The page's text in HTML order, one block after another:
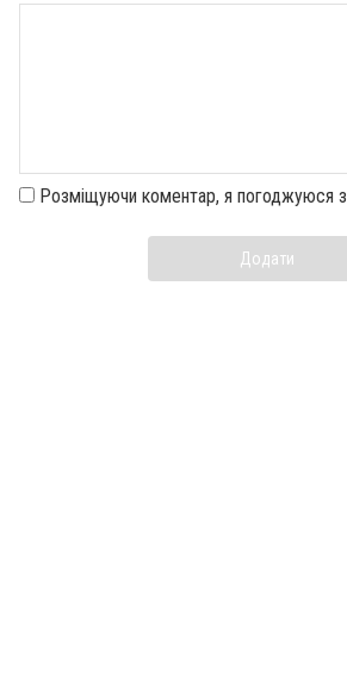
Розміщуючи коментар, я погоджуюся з
Додати